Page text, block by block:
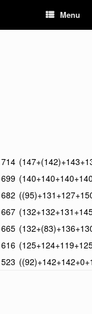
Menu
714
699
682
667
665
616
523